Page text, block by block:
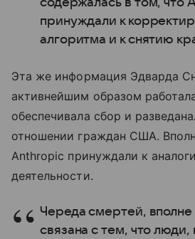
принуждали к
алгоритма и к снятию
Эта же информация Эдварда
активнейшим образом
обеспечивала сбор и
отношении граждан США.
Anthropic принуждали к
деятельности.
Череда смертей,
связана с тем, что